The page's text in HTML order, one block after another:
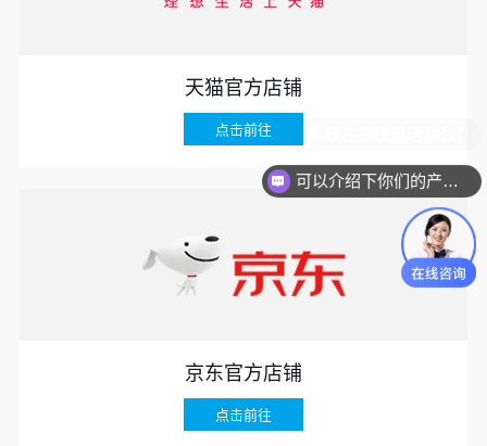
天猫官方店铺
点击前往
京东官方店铺
点击前往
可以介绍下你们的产品么？